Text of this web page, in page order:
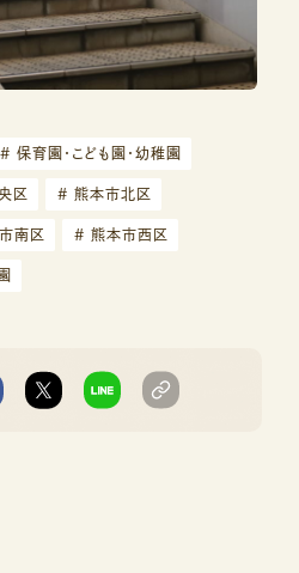
# 保育園・こども園・幼稚園
区 # 熊本市北区
南区 # 熊本市西区